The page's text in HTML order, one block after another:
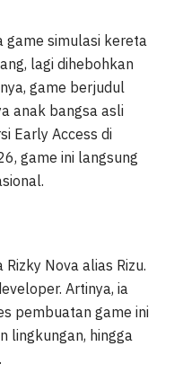
game simulasi kereta
lagi dihebohkan
game berjudul
anak bangsa asli
Early Access di
game ini langsung
Nova alias Rizu.
Artinya, ia
pembuatan game ini
lingkungan, hingga